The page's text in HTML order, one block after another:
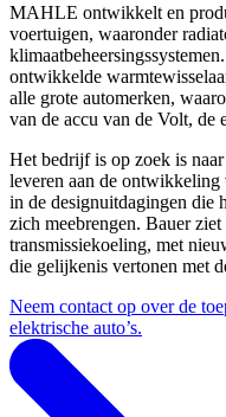
MAHLE ontwikkelt en
voertuigen, waaronder
ontwikkelde
alle grote automerken,
van de accu van de Volt, de
Het bedrijf is op zoek is
leveren aan de
in de designuitdagingen die
zich meebrengen. Bauer
transmissiekoeling, met
die gelijkenis vertonen met
Neem contact op over de
elektrische auto’s.